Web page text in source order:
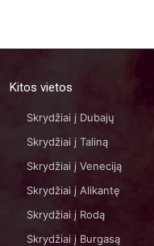
Kitos vietos
Skrydžiai į Dubajų
Skrydžiai į Taliną
Skrydžiai į Veneciją
Skrydžiai į Alikantę
Skrydžiai į Rodą
Skrydžiai į Burgasą